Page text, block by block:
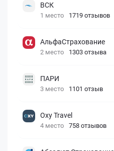
ВСК
1 место 1719 отзывов
АльфаСтрахование
2 место 1303 отзыва
ПАРИ
3 место 1101 отзыв
Oxy Travel
4 место 758 отзывов